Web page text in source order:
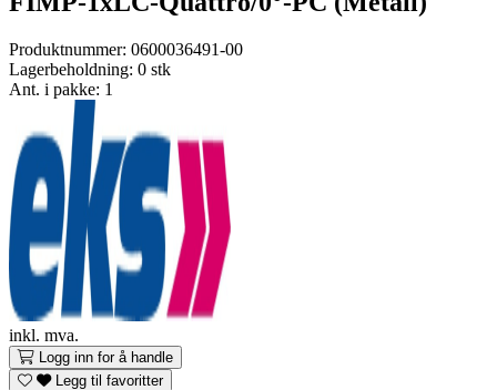
Produktnummer: 0600036491-00
Lagerbeholdning: 0 stk
Ant. i pakke: 1
inkl. mva.
Logg inn for å handle
Legg til favoritter